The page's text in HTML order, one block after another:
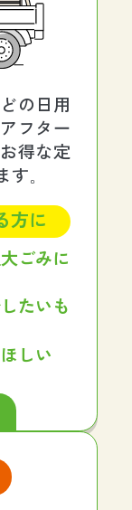
の日用
フター
得な定
。
方に
ごみに
たいも
しい